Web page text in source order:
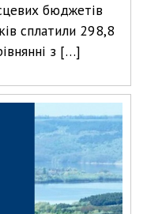
бюджетів
сплатили 298,8
з […]